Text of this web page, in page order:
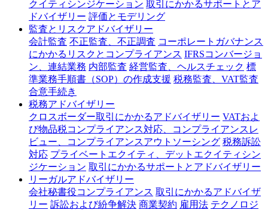
クイティシンジケーション 取引にかかるサポートとア
ドバイザリー 評価とモデリング
監査とリスクアドバイザリー
会計監査 不正監査、不正調査 コーポレートガバナンス
にかかるリスクとコンプライアンス IFRSコンバージョ
ン、連結業務 内部監査 経営監査、ヘルスチェック 標
準業務手順書（SOP）の作成支援 税務監査、VAT監査
合意手続き
税務アドバイザリー
クロスボーダー取引にかかるアドバイザリー VATおよ
び物品税コンプライアンス対応、コンプライアンスレ
ビュー、コンプライアンスアウトソーシング 税務訴訟
対応 プライベートエクイティ、デットエクイティシン
ジケーション 取引にかかるサポートとアドバイザリー
リーガルアドバイザリー
会社秘書役コンプライアンス 取引にかかるアドバイザ
リー 訴訟および紛争解決 商業契約 雇用法 テクノロジ